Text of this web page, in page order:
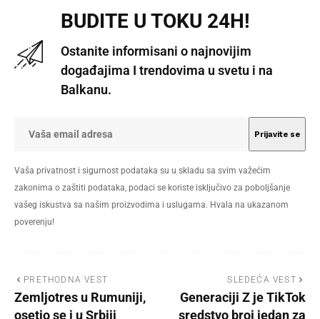
BUDITE U TOKU 24H!
Ostanite informisani o najnovijim
događajima I trendovima u svetu i na
Balkanu.
Vaša privatnost i sigurnost podataka su u skladu sa svim važećim
zakonima o zaštiti podataka, podaci se koriste isključivo za poboljšanje
vašeg iskustva sa našim proizvodima i uslugama. Hvala na ukazanom
poverenju!
PRETHODNA VEST
Zemljotres u Rumuniji,
osetio se i u Srbiji
SLEDEĆA VEST
Generaciji Z je TikTok
sredstvo broj jedan za